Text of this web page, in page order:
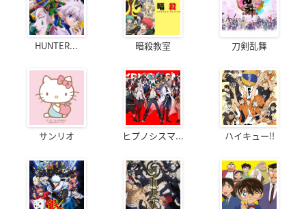
HUNTER... 暗殺教室 刀剣乱舞
サンリオ ヒプノシスマ... ハイキュー!!